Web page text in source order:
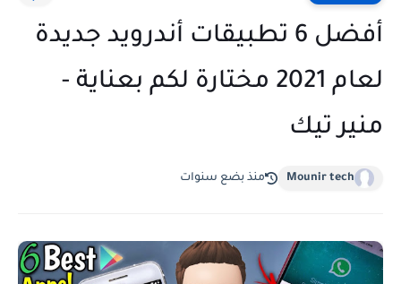
أفضل 6 تطبيقات أندرويد جديدة
لعام 2021 مختارة لكم بعناية -
منير تيك
Mounir tech منذ بضع سنوات